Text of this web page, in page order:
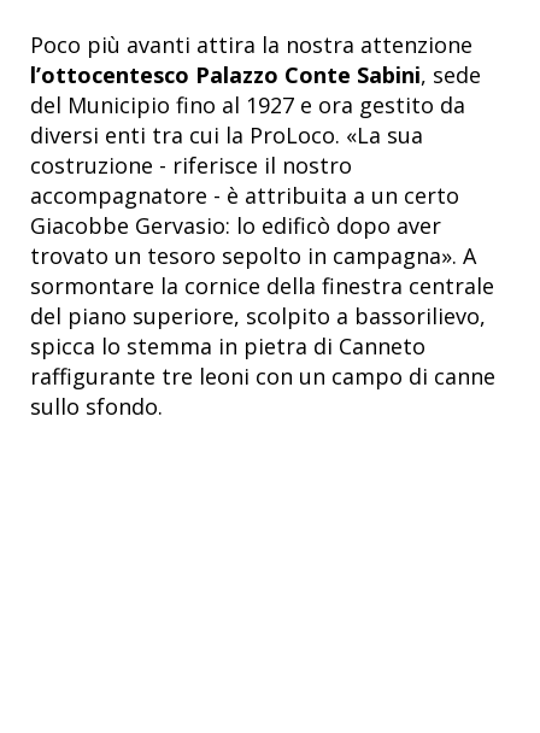
Poco più avanti attira la nostra attenzione
l’ottocentesco Palazzo Conte Sabini, sede
del Municipio fino al 1927 e ora gestito da
diversi enti tra cui la ProLoco. «La sua
costruzione - riferisce il nostro
accompagnatore - è attribuita a un certo
Giacobbe Gervasio: lo edificò dopo aver
trovato un tesoro sepolto in campagna». A
sormontare la cornice della finestra centrale
del piano superiore, scolpito a bassorilievo,
spicca lo stemma in pietra di Canneto
raffigurante tre leoni con un campo di canne
sullo sfondo.